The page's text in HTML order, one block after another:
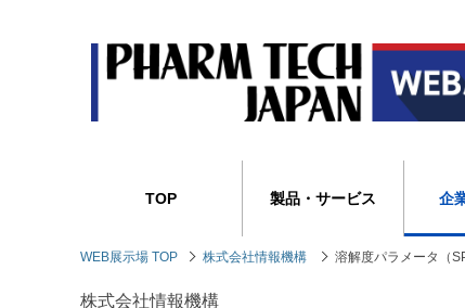
TOP 製品・サービス 企
WEB展示場 TOP 株式会社情報機構 溶解度パラメータ（
株式会社情報機構